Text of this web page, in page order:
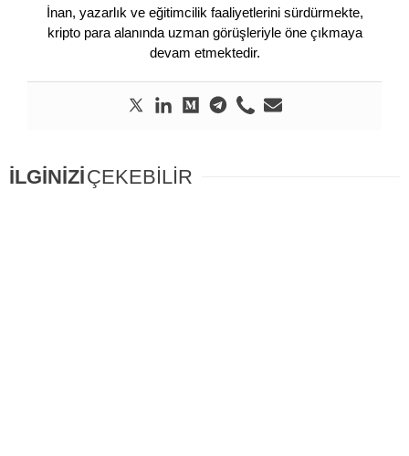
İnan, yazarlık ve eğitimcilik faaliyetlerini sürdürmekte,
kripto para alanında uzman görüşleriyle öne çıkmaya
devam etmektedir.
İLGİNİZİÇEKEBİLİR